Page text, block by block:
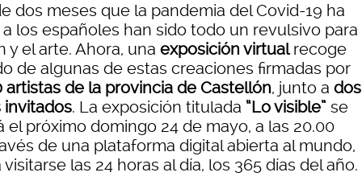
dos meses que la pandemia del Covid-19 ha
los españoles han sido todo un revulsivo para
y el arte. Ahora, una exposición virtualrecoge
de algunas de estas creaciones firmadas por
artistas de la provincia de Castellón, junto a dos
invitados. La exposición titulada “Lo visible” se
el próximo domingo 24 de mayo, a las 20.00
de una plataforma digital abierta al mundo,
las 24 horas al día, los 365 días del año.